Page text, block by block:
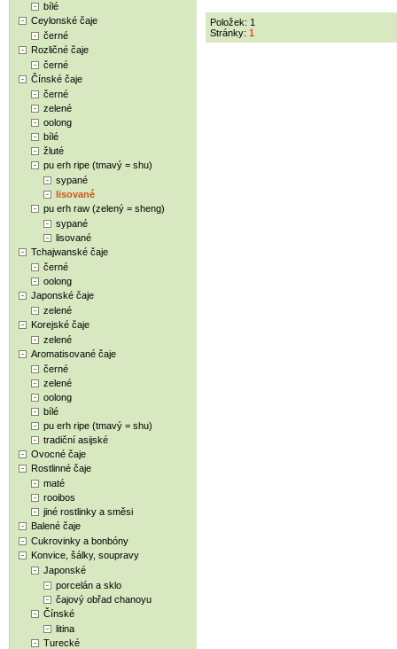
bílé
Ceylonské čaje
černé
Rozličné čaje
černé
Čínské čaje
černé
zelené
oolong
bílé
žluté
pu erh ripe (tmavý = shu)
sypané
lisované
pu erh raw (zelený = sheng)
sypané
lisované
Tchajwanské čaje
černé
oolong
Japonské čaje
zelené
Korejské čaje
zelené
Aromatisované čaje
černé
zelené
oolong
bílé
pu erh ripe (tmavý = shu)
tradiční asijské
Ovocné čaje
Rostlinné čaje
maté
rooibos
jiné rostlinky a směsi
Balené čaje
Cukrovinky a bonbóny
Konvice, šálky, soupravy
Japonské
porcelán a sklo
čajový obřad chanoyu
Čínské
litina
Turecké
Položek: 1
Stránky: 1